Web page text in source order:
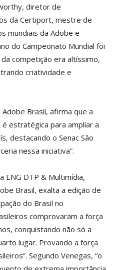
diretor de
da Certiport, mestre de
mundiais da Adobe e
do Campeonato Mundial foi
competição era altíssimo,
criatividade e
Brasil, afirma que a
estratégica para ampliar a
destacando o Senac São
nessa iniciativa”.
ENG DTP & Multimídia,
Brasil, exalta a edição de
do Brasil no
comprovaram a força
conquistando não só a
lugar. Provando a força
Segundo Venegas, “o